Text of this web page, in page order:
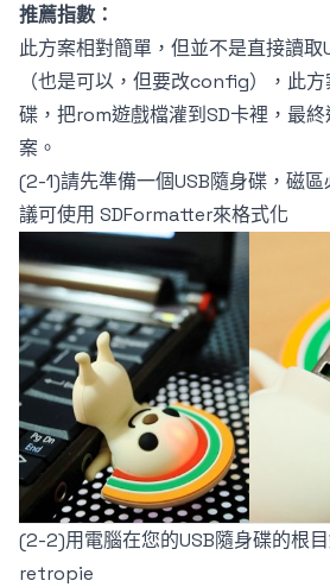
推薦指數：
此方案相對簡單，但並不是直接讀
（也是可以，但要改config），此
碟，把rom遊戲檔灌到SD卡裡，最
案。
(2-1)請先準備一個USB隨身碟，磁
議可使用 SDFormatter來格式化
(2-2)用電腦在您的USB隨身碟的根
retropie